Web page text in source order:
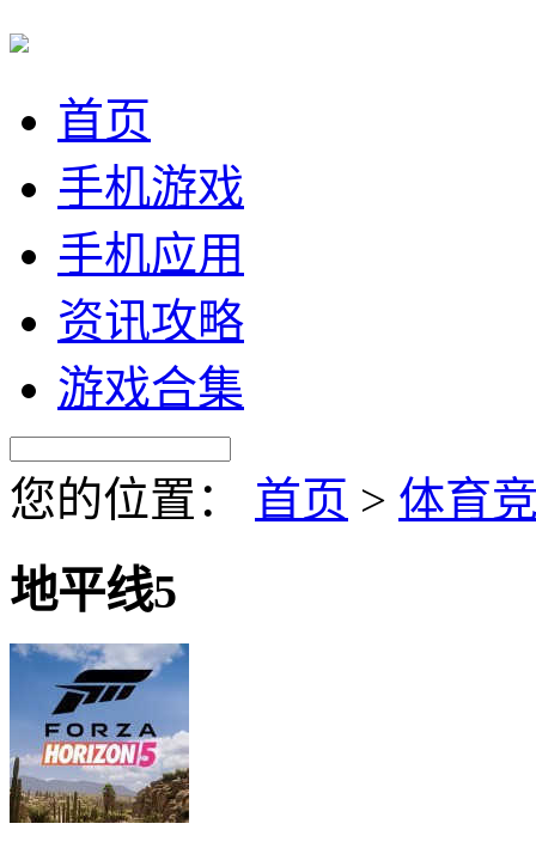
首页
手机游戏
手机应用
资讯攻略
游戏合集
您的位置： 首页 > 体育
地平线5